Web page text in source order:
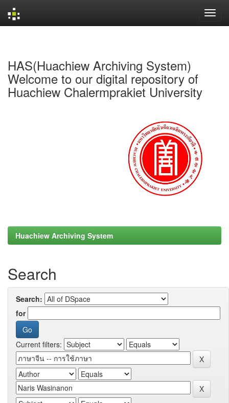
HAS(Huachiew Archiving System)
Welcome to our digital repository of
Huachiew Chalermprakiet University
Huachiew Archiving System
Search
Search:
for
Current filters: